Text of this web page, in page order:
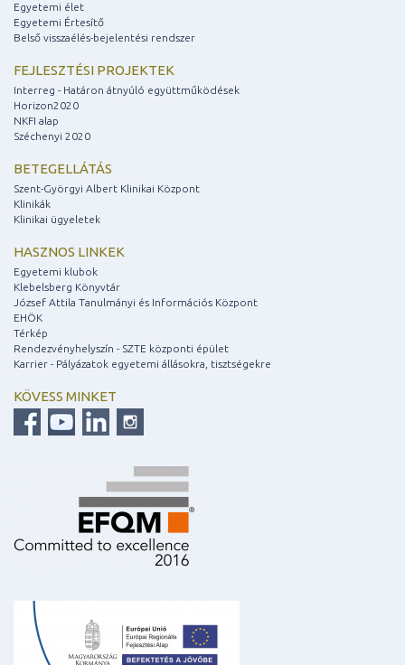
Egyetemi élet
Egyetemi Értesítő
Belső visszaélés-bejelentési rendszer
FEJLESZTÉSI PROJEKTEK
Interreg - Határon átnyúló együttműködések
Horizon2020
NKFI alap
Széchenyi 2020
BETEGELLÁTÁS
Szent-Györgyi Albert Klinikai Központ
Klinikák
Klinikai ügyeletek
HASZNOS LINKEK
Egyetemi klubok
Klebelsberg Könyvtár
József Attila Tanulmányi és Információs Központ
EHÖK
Térkép
Rendezvényhelyszín - SZTE központi épület
Karrier - Pályázatok egyetemi állásokra, tisztségekre
KÖVESS MINKET